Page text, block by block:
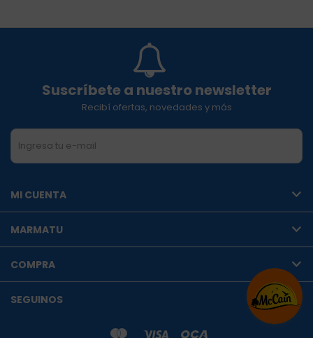
Suscríbete a nuestro newsletter
Recibí ofertas, novedades y más
MI CUENTA
MARMATU
COMPRA
SEGUINOS